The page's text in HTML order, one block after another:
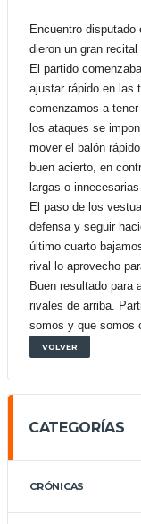
Encuentro
dieron un gran recital
El partido
ajustar rápido en las
comenzamos a
los ataques se
mover el balón
buen acierto, en
largas o
El paso de los
defensa y seguir
último cuarto
rival lo aprovecho
Buen resultado para
rivales de arriba.
somos y que somos
VOLVER
CATEGORÍAS
CRÓNICAS